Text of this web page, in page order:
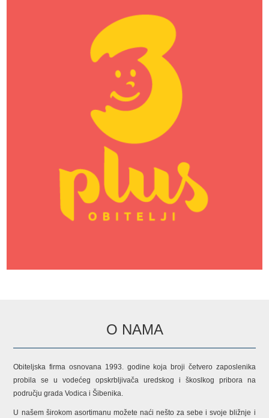
O NAMA
Obiteljska firma osnovana 1993. godine koja broji četvero zaposlenika
probila se u vodećeg opskrbljivača uredskog i škoslkog pribora na
području grada Vodica i Šibenika.
U našem širokom asortimanu možete naći nešto za sebe i svoje bližnje i